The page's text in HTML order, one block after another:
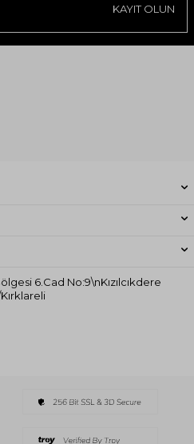
KAYIT OLUN
6.Cad No:9\nKızılcıkdere